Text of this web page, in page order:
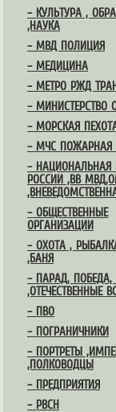
– КУЛЬТУРА ,
,НАУКА
– МВД ПОЛИЦИЯ
– МЕДИЦИНА
– МЕТРО РЖД
– МИНИСТЕРСТВО
– МОРСКАЯ
– МЧС ПОЖАРНАЯ
– НАЦИОНАЛЬНАЯ
РОССИИ ,ВВ
– ОБЩЕСТВЕННЫЕ
ОРГАНИЗАЦИИ
– ОХОТА ,
,БАНЯ
– ПАРАД, ПОБЕДА,
,ОТЕЧЕСТВЕННЫЕ
– ПВО
– ПОГРАНИЧНИКИ
– ПОРТРЕТЫ
,ПОЛКОВОДЦЫ
– ПРЕДПРИЯТИЯ
– РВСН